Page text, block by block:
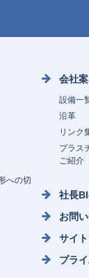
への切
会社
設備一
沿革
リンク
プラス
ご紹介
社長
お問
サイ
プラ